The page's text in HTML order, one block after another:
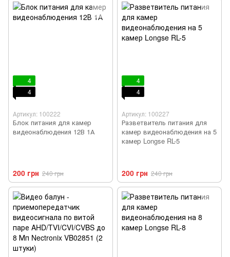
4
4
Артикул: 100222
Блок питания для камер
видеонаблюдения 12В 1А
200 грн 240 грн
4
4
Артикул: 100227
Разветвитель питания для
камер видеонаблюдения на 5
камер Longse RL-5
200 грн 240 грн